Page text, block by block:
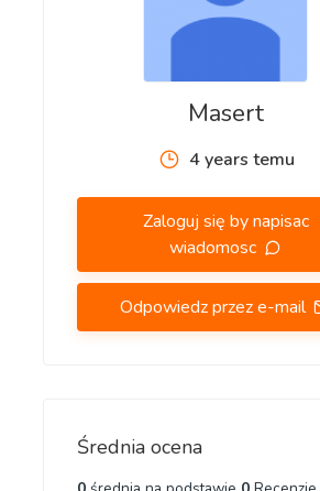
Masert
4 years temu
Zaloguj się by napisac
wiadomosc
Odpowiedz przez e-mail
Średnia ocena